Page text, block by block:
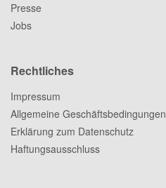
Presse
Jobs
Rechtliches
Impressum
Allgemeine Geschäftsbedingungen
Erklärung zum Datenschutz
Haftungsausschluss